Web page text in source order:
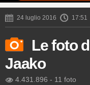
24 luglio 2016 17:51
Le foto
Jaako
4.431.896 - 11 foto